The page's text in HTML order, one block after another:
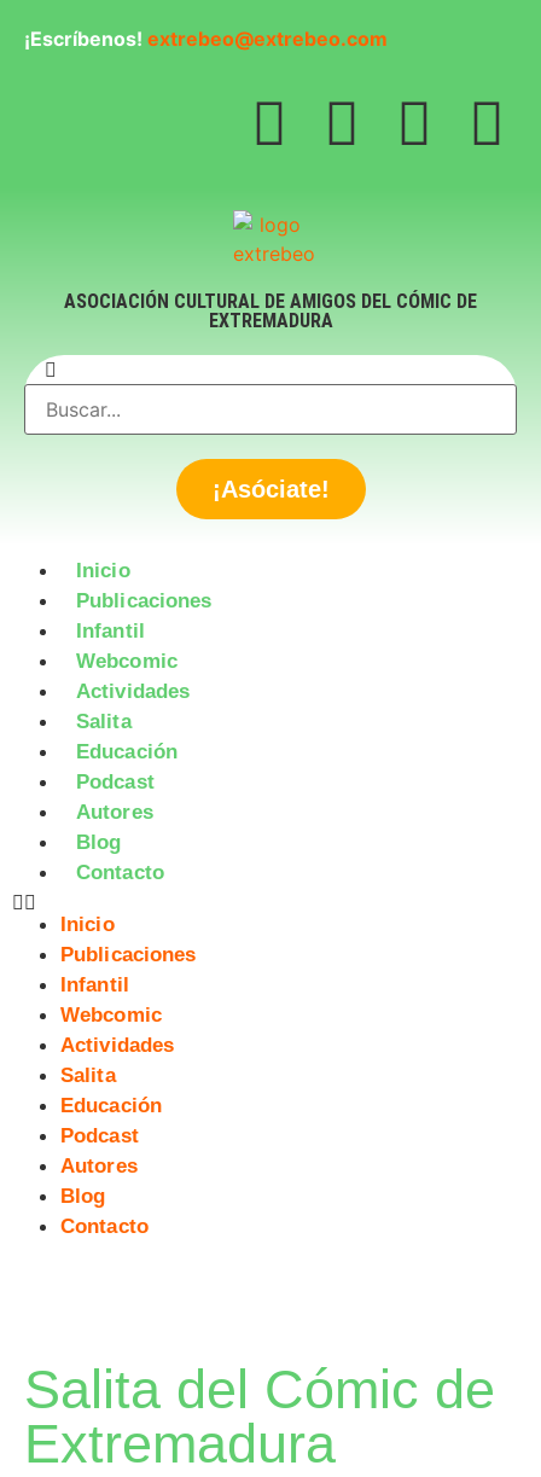
¡Escríbenos! extrebeo@extrebeo.com
ASOCIACIÓN CULTURAL DE AMIGOS DEL CÓMIC DE
EXTREMADURA
¡Asóciate!
Inicio
Publicaciones
Infantil
Webcomic
Actividades
Salita
Educación
Podcast
Autores
Blog
Contacto
Inicio
Publicaciones
Infantil
Webcomic
Actividades
Salita
Educación
Podcast
Autores
Blog
Contacto
Salita del Cómic de
Extremadura